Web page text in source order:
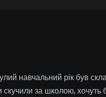
навчальний рік був
скучили за школою, хочуть